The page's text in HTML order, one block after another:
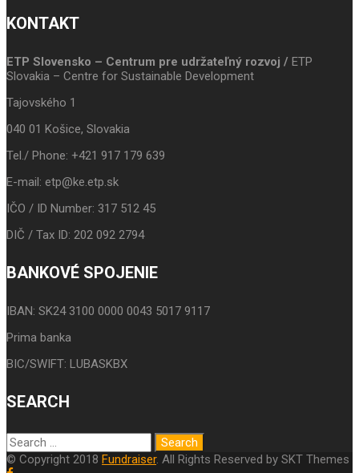
KONTAKT
ETP Slovensko – Centrum pre udržateľný rozvoj / ETP
Slovakia – Centre for Sustainable Development
Tajovského 1
040 01 Košice, Slovakia
Tel./ Phone: +421 917 179 639
E-mail: etp@ke.etp.sk
IČO / ID Number: 317 512 45
DIČ / Tax ID: 202 092 2794
BANKOVÉ SPOJENIE
IBAN: SK24 3100 0000 0043 5017 9117
Prima banka
BIC/SWIFT: LUBASKBX
SEARCH
© Copyright 2018 Fundraiser. All Rights Reserved by SKT Themes